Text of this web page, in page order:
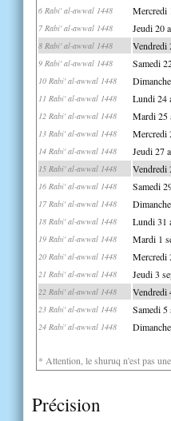
6 Rabi' al-awwal 1448 Mercredi
7 Rabi' al-awwal 1448 Jeudi 20
8 Rabi' al-awwal 1448 Vendredi
9 Rabi' al-awwal 1448 Samedi
10 Rabi' al-awwal 1448
11 Rabi' al-awwal 1448 Lundi 24
12 Rabi' al-awwal 1448 Mardi 25
13 Rabi' al-awwal 1448 Mercredi
14 Rabi' al-awwal 1448 Jeudi 27
15 Rabi' al-awwal 1448 Vendredi
16 Rabi' al-awwal 1448 Samedi
17 Rabi' al-awwal 1448
18 Rabi' al-awwal 1448 Lundi 31
19 Rabi' al-awwal 1448 Mardi 1
20 Rabi' al-awwal 1448 Mercredi
21 Rabi' al-awwal 1448 Jeudi 3
22 Rabi' al-awwal 1448 Vendredi
23 Rabi' al-awwal 1448 Samedi 5
24 Rabi' al-awwal 1448
* Attention, le shuruq n'est pas
Précision